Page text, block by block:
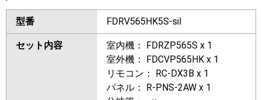
型番 FDRV565HK5S-sil
セット内容
室内機： FDRZP565S x 1
室外機： FDCVP565HK x 1
リモコン： RC-DX3B x 1
パネル： R-PNS-2AW x 1